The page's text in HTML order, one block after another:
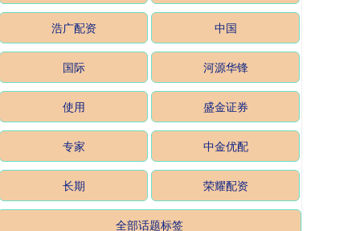
浩广配资 中国
国际 河源华锋
使用 盛金证券
专家 中金优配
长期 荣耀配资
全部话题标签